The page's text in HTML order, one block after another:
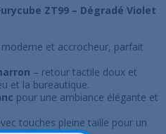
ZT99 – Dégradé Violet
moderne et accrocheur, parfait
– retour tactile doux et
et la bureautique.
pour une ambiance élégante et
touches pleine taille pour un